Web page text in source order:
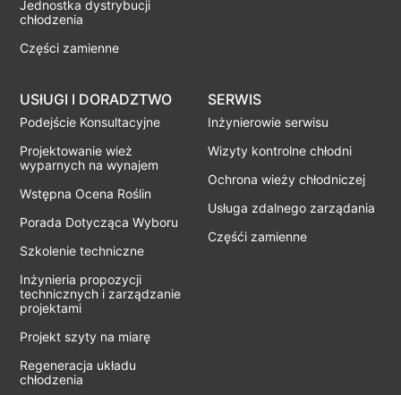
Jednostka dystrybucji
chłodzenia
Części zamienne
USłUGI I DORADZTWO
Podejście Konsultacyjne
Projektowanie wież
wyparnych na wynajem
Wstępna Ocena Roślin
Porada Dotycząca Wyboru
Szkolenie techniczne
Inżynieria propozycji
technicznych i zarządzanie
projektami
Projekt szyty na miarę
Regeneracja układu
chłodzenia
SERWIS
Inżynierowie serwisu
Wizyty kontrolne chłodni
Ochrona wieży chłodniczej
Usługa zdalnego zarządania
Częśći zamienne